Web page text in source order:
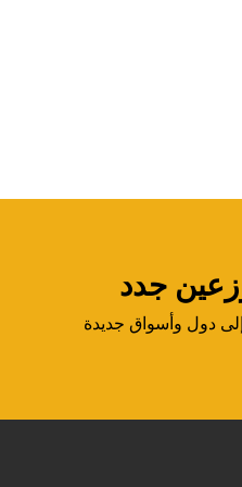
جدد